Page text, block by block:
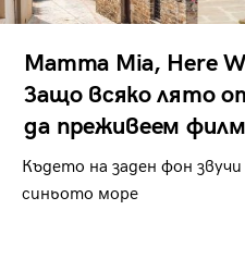
Mamma Mia, Here
Защо всяко лято
да преживеем
Където на заден фон
синьото море